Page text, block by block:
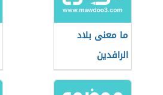
ما معنى بلاد
الرافدين